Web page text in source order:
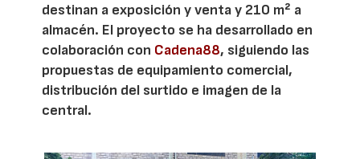
destinan a exposición y venta y 210 m² a
almacén. El proyecto se ha desarrollado en
colaboración con Cadena88, siguiendo las
propuestas de equipamiento comercial,
distribución del surtido e imagen de la
central.